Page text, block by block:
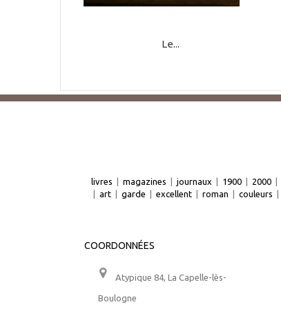
Le...
livres | magazines | journaux | 1900 | 2000 |
| art | garde | excellent | roman | couleurs |
COORDONNÉES
Atypique 84, La Capelle-lès-
Boulogne